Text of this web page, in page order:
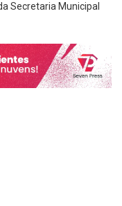
Secretaria Municipal